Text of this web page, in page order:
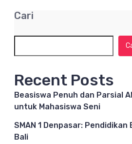
Cari
Recent Posts
Beasiswa Penuh dan Parsial
untuk Mahasiswa Seni
SMAN 1 Denpasar:
Bali